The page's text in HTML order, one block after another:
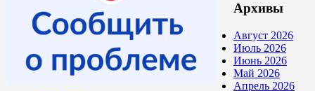
Архивы
Август 2026
Июль 2026
Июнь 2026
Май 2026
Апрель 2026